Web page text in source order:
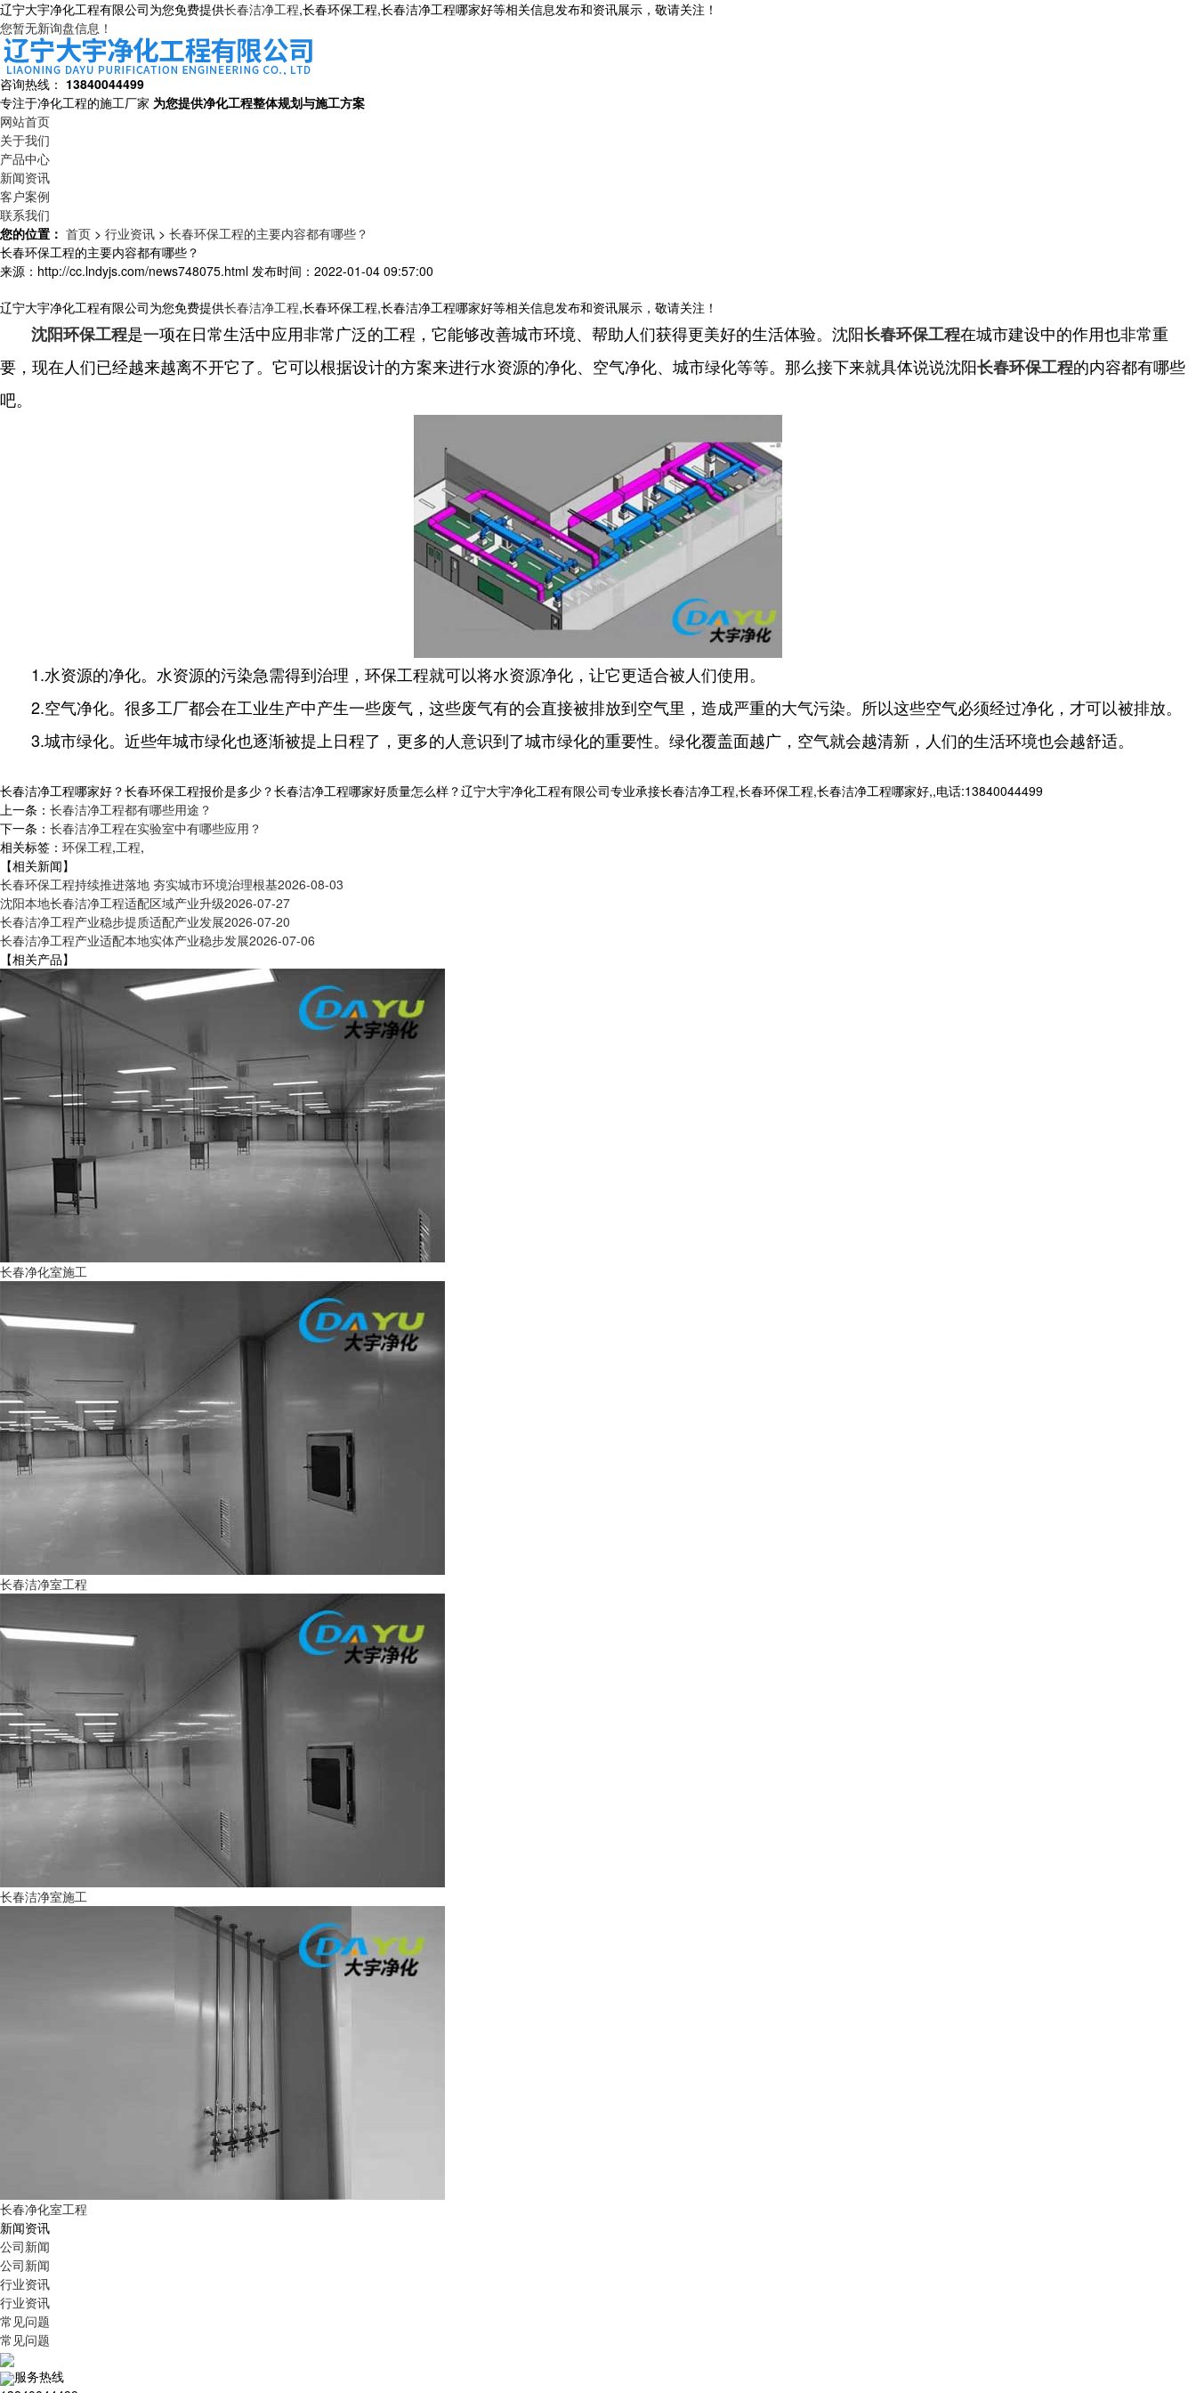
辽宁大宇净化工程有限公司为您免费提供长春洁净工程,长春环保工程,长春洁净工程哪家好等相关信息发布和资讯展示，敬请关注！
您暂无新询盘信息！
咨询热线： 13840044499
专注于净化工程的施工厂家 为您提供净化工程整体规划与施工方案
网站首页
关于我们
产品中心
新闻资讯
客户案例
联系我们
您的位置： 首页 > 行业资讯 > 长春环保工程的主要内容都有哪些？
长春环保工程的主要内容都有哪些？
来源：http://cc.lndyjs.com/news748075.html 发布时间：2022-01-04 09:57:00
辽宁大宇净化工程有限公司为您免费提供长春洁净工程,长春环保工程,长春洁净工程哪家好等相关信息发布和资讯展示，敬请关注！
沈阳环保工程是一项在日常生活中应用非常广泛的工程，它能够改善城市环境、帮助人们获得更美好的生活体验。沈阳长春环保工程在城市建设中的作用也非常重
要，现在人们已经越来越离不开它了。它可以根据设计的方案来进行水资源的净化、空气净化、城市绿化等等。那么接下来就具体说说沈阳长春环保工程的内容都有哪些
吧。
1.水资源的净化。水资源的污染急需得到治理，环保工程就可以将水资源净化，让它更适合被人们使用。
2.空气净化。很多工厂都会在工业生产中产生一些废气，这些废气有的会直接被排放到空气里，造成严重的大气污染。所以这些空气必须经过净化，才可以被排放。
3.城市绿化。近些年城市绿化也逐渐被提上日程了，更多的人意识到了城市绿化的重要性。绿化覆盖面越广，空气就会越清新，人们的生活环境也会越舒适。
长春洁净工程哪家好？长春环保工程报价是多少？长春洁净工程哪家好质量怎么样？辽宁大宇净化工程有限公司专业承接长春洁净工程,长春环保工程,长春洁净工程哪家好,,电话:13840044499
上一条： 长春洁净工程都有哪些用途？
下一条： 长春洁净工程在实验室中有哪些应用？
相关标签： 环保工程,工程,
【相关新闻】
长春环保工程持续推进落地 夯实城市环境治理根基2026-08-03
沈阳本地长春洁净工程适配区域产业升级2026-07-27
长春洁净工程产业稳步提质适配产业发展2026-07-20
长春洁净工程产业适配本地实体产业稳步发展2026-07-06
【相关产品】
长春净化室施工
长春洁净室工程
长春洁净室施工
长春净化室工程
新闻资讯
公司新闻
公司新闻
行业资讯
行业资讯
常见问题
常见问题
服务热线